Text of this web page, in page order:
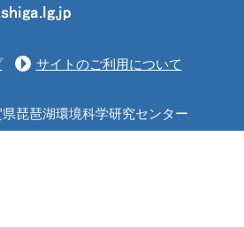
サイトのご利用について
琵琶湖環境科学研究センター